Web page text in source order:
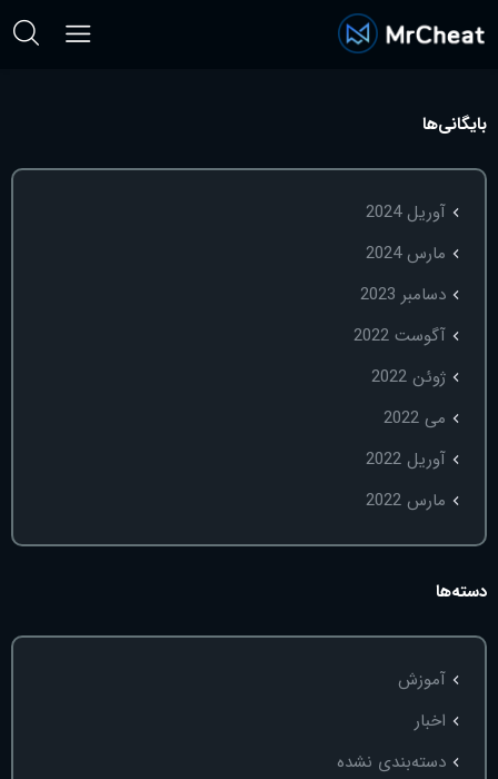
بایگانی‌ها
آوریل 2024
مارس 2024
دسامبر 2023
آگوست 2022
ژوئن 2022
می 2022
آوریل 2022
مارس 2022
دسته‌ها
آموزش
اخبار
دسته‌بندی نشده